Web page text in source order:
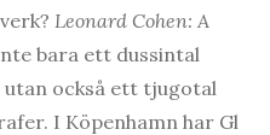
Leonard Cohen: A
bara ett dussintal
också ett tjugotal
I Köpenhamn har Gl